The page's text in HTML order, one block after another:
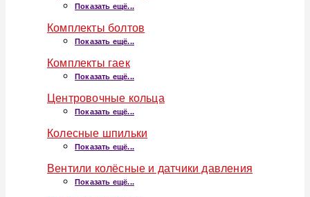
Показать ещё...
Комплекты болтов
Показать ещё...
Комплекты гаек
Показать ещё...
Центровочные кольца
Показать ещё...
Колесные шпильки
Показать ещё...
Вентили колёсные и датчики давления
Показать ещё...